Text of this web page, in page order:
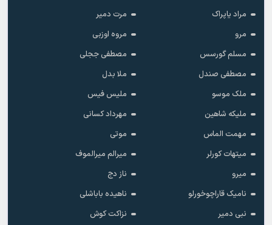
مراد یاپراک
مرت دمیر
مرو
مروه اوزبی
مسلم گورسس
مصطفی ججلی
مصطفی صندل
ملا بدل
ملک موسو
ملیس فیس
ملیکه شاهین
مهرداد کسانی
مهمت الماس
موتی
میتهات کورلر
میرالم میرالموف
میرو
ناز دج
نامیک قاراچوخورلو
ناهیده باباشلی
نبی دمیر
نزاکت کوش